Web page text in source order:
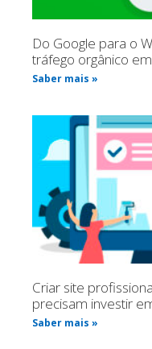
Do Google para o
tráfego orgânico
Saber mais »
Criar site
precisam investir
Saber mais »